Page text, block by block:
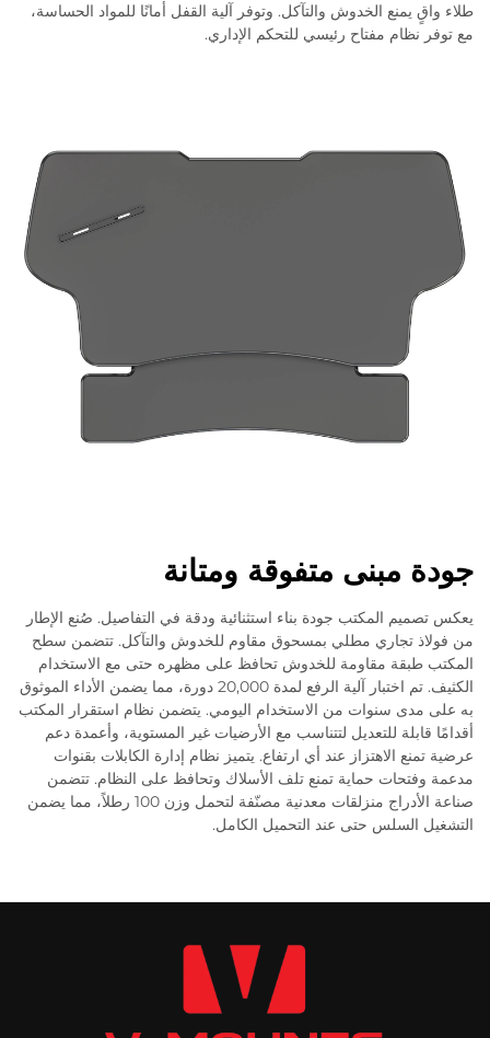
طلاء واقٍ يمنع الخدوش والتآكل. وتوفر آلية القفل أمانًا للمواد الحساسة،
مع توفر نظام مفتاح رئيسي للتحكم الإداري.
جودة مبنى متفوقة ومتانة
يعكس تصميم المكتب جودة بناء استثنائية ودقة في التفاصيل. صُنع الإطار
من فولاذ تجاري مطلي بمسحوق مقاوم للخدوش والتآكل. تتضمن سطح
المكتب طبقة مقاومة للخدوش تحافظ على مظهره حتى مع الاستخدام
الكثيف. تم اختبار آلية الرفع لمدة 20,000 دورة، مما يضمن الأداء الموثوق
به على مدى سنوات من الاستخدام اليومي. يتضمن نظام استقرار المكتب
أقدامًا قابلة للتعديل لتتناسب مع الأرضيات غير المستوية، وأعمدة دعم
عرضية تمنع الاهتزاز عند أي ارتفاع. يتميز نظام إدارة الكابلات بقنوات
مدعمة وفتحات حماية تمنع تلف الأسلاك وتحافظ على النظام. تتضمن
صناعة الأدراج منزلقات معدنية مصنّفة لتحمل وزن 100 رطلاً، مما يضمن
التشغيل السلس حتى عند التحميل الكامل.